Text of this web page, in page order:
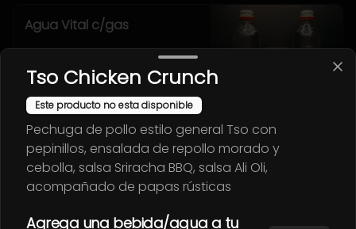
Agua Vital c/gas
$2.600
Agua Vital s/gas
Tso Chicken Crunch
Este producto no esta disponible
Pechuga de pollo estilo general Tso con
pepinillos, ensalada de repollo morado y
cebolla, salsa Sriracha BBQ, salsa Ali Oli,
acompañado de papas rústicas
Agrega una bebida/agua a tu